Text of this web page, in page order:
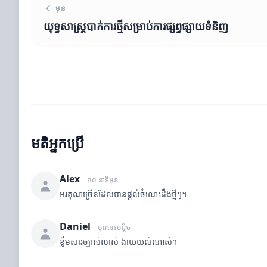
មុន
យុទ្ធសាស្ត្របាក់ការថ្មីសម្រាប់ការផ្សព្វផ្សាយទំនិញ
មតិអ្នកប្រើ
Alex ១០ នាទីមុន
អរគុណច្រើនដែលបានផ្តល់ចំណេះដឹងថ្មីៗ។
Daniel មុននេះបន្តិច
ខ្លឹមសារច្បាស់លាស់ ងាយយល់ណាស់។